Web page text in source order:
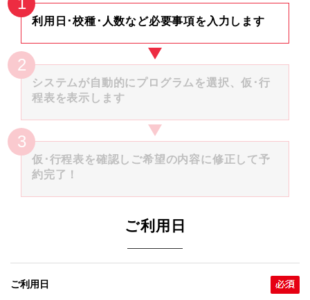
利用日･校種･人数など必要事項を入力します
システムが自動的にプログラムを選択、仮･行
程表を表示します
仮･行程表を確認しご希望の内容に修正して予
約完了！
ご利用日
ご利用日